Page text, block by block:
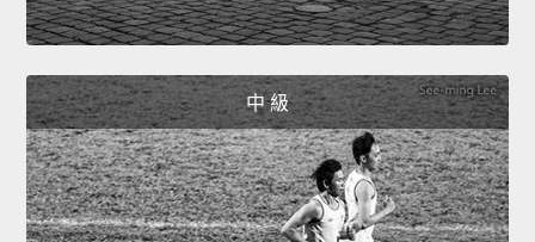
中 級